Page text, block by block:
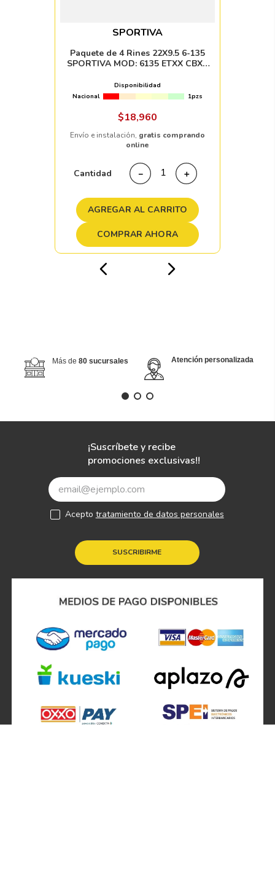
SPORTIVA
Paquete de 4 Rines 22X9.5 6-135
SPORTIVA MOD: 6135 ETXX CBXX
Disponibilidad
Nacional
1pzs
$18,960
Envío e instalación, gratis comprando
online
Cantidad ＋
－
AGREGAR AL CARRITO
COMPRAR AHORA
Más de 80 sucursales Atención personalizada
¡Suscríbete y recibe
promociones exclusivas!!
SUSCRIBIRME
Acepto tratamiento de datos personales